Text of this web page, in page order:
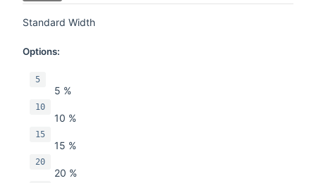
Standard Width
Options:
5
5 %
10
10 %
15
15 %
20
20 %